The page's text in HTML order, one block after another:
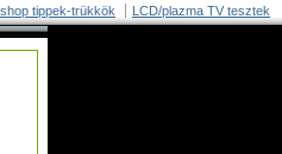
tippek-trükkök LCD/plazma TV tesztek